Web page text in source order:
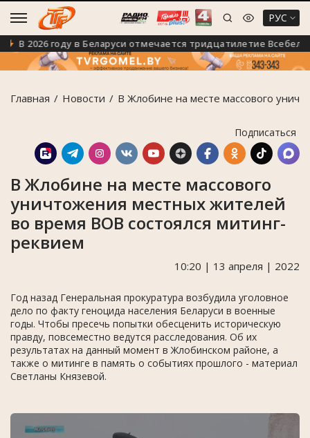
РУС
В 2026 году в Беларуси отмечается тридцатилетие
Главная Новости В Жлобине на месте массового
Подписаться
В Жлобине на месте массового
уничтожения местных жителей
во время ВОВ состоялся митинг-
реквием
10:20 | 13 апреля | 2022
Год назад Генеральная прокуратура возбудила уголовное
дело по факту геноцида населения Беларуси в военные
годы. Чтобы пресечь попытки обесценить историческую
правду, повсеместно ведутся расследования. Об их
результатах на данный момент в Жлобинском районе, а
также о митинге в память о событиях прошлого - материал
Светланы Князевой.